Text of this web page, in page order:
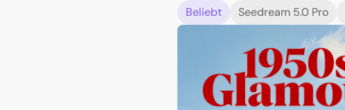
JakeVisuals
Beliebt Seedream 5.0 Pro